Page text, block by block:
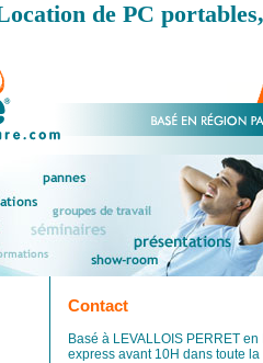
de PC
Contact
Basé à LEVALLOIS PERRET
express avant 10H dans toute la